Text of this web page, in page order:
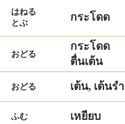
はねる
とぶ
กระโดด
おどる
กระโดด
ตื่นเต้น
おどる เต้น, เต้นรำ
ふむ เหยียบ